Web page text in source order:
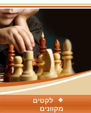
לקטים
מקוונים